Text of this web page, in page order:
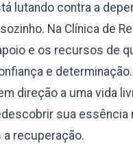
lutando contra a
Na Clínica de
e os recursos de
e
direção a uma vida
sua
recuperação.